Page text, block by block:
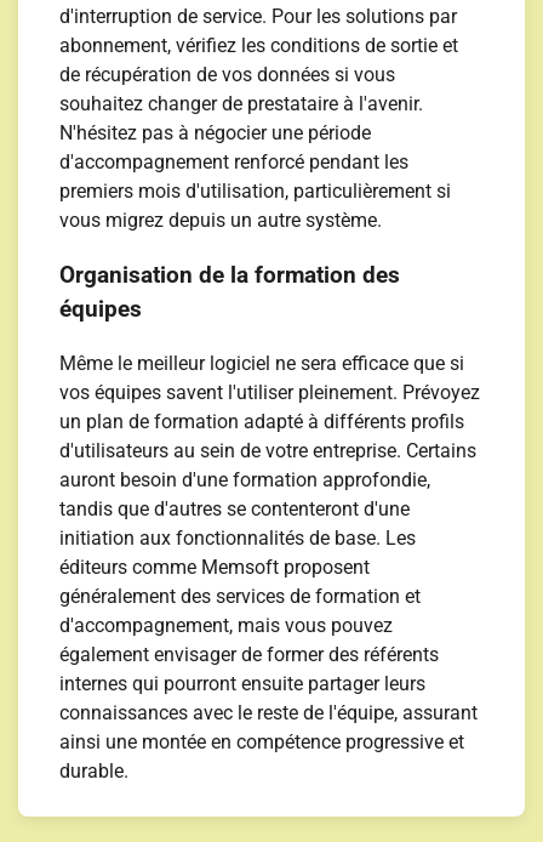
d'interruption de service. Pour les solutions par
abonnement, vérifiez les conditions de sortie et
de récupération de vos données si vous
souhaitez changer de prestataire à l'avenir.
N'hésitez pas à négocier une période
d'accompagnement renforcé pendant les
premiers mois d'utilisation, particulièrement si
vous migrez depuis un autre système.
Organisation de la formation des
équipes
Même le meilleur logiciel ne sera efficace que si
vos équipes savent l'utiliser pleinement. Prévoyez
un plan de formation adapté à différents profils
d'utilisateurs au sein de votre entreprise. Certains
auront besoin d'une formation approfondie,
tandis que d'autres se contenteront d'une
initiation aux fonctionnalités de base. Les
éditeurs comme Memsoft proposent
généralement des services de formation et
d'accompagnement, mais vous pouvez
également envisager de former des référents
internes qui pourront ensuite partager leurs
connaissances avec le reste de l'équipe, assurant
ainsi une montée en compétence progressive et
durable.